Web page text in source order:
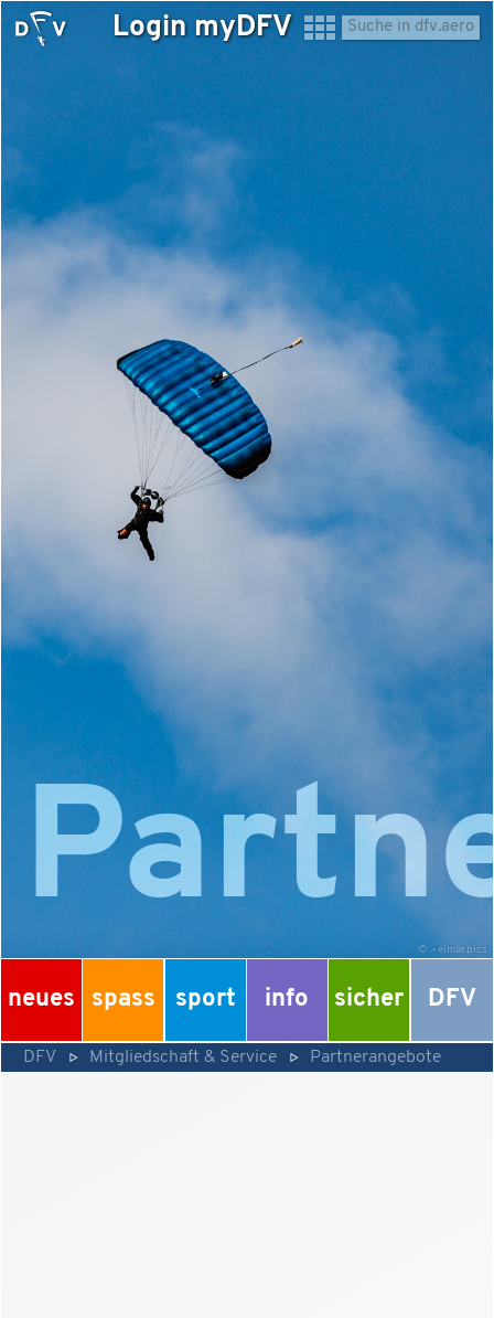
Login myDFV
© elmar.pics
neues spass sport info sicher DFV
DFV Mitgliedschaft & Service Partnerangebote